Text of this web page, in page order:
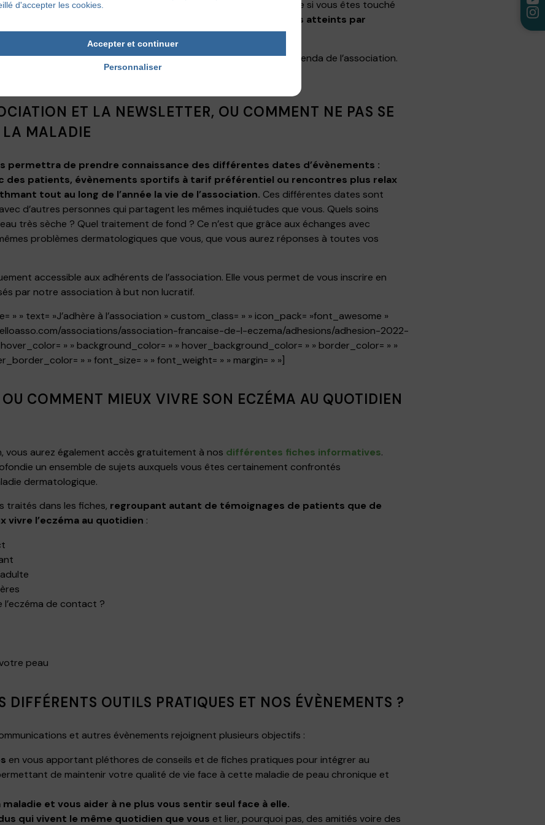
recettes de cuisine adaptées pour éviter toute allergie alimentaire si vous êtes touché
Ce magazine a également sa version destinée aux enfants atteints par
Junior.
pas seulement des conseils, il vous laisse également accès à l’agenda de l’association.
cette pathologie dermato.
ET LA NEWSLETTER, OU COMMENT NE PAS SE
LA MALADIE
permettra de prendre connaissance des différentes dates d’évènements :
des patients, évènements sportifs à tarif préférentiel ou rencontres plus relax
tout au long de l’année la vie de l’association. Ces différentes dates sont
d’autres personnes qui partagent les mêmes inquiétudes que vous. Quels soins
très sèche ? Quel traitement de fond ? Ce n’est que grâce aux échanges avec
problèmes dermatologiques que vous, que vous aurez réponses à toutes vos
accessible aux adhérents de l’association. Elle vous permet de vous inscrire en
par notre association à but non lucratif.
» » text= »J’adhère à l’association » custom_class= » » icon_pack= »font_awesome »
associations/association-francaise-de-l-eczema/adhesions/adhesion-2022-
hover_color= » » background_color= » » hover_background_color= » » border_color= » »
» » font_size= » » font_weight= » » margin= » »]
OU COMMENT MIEUX VIVRE SON ECZÉMA AU QUOTIDIEN
vous aurez également accès gratuitement à nos différentes fiches informatives.
un ensemble de sujets auxquels vous êtes certainement confrontés
dermatologique.
traités dans les fiches, regroupant autant de témoignages de patients que de
vivre l’eczéma au quotidien :
de contact ?
peau
DIFFÉRENTS OUTILS PRATIQUES ET NOS ÉVÈNEMENTS ?
et autres évènements rejoignent plusieurs objectifs :
en vous apportant pléthores de conseils et de fiches pratiques pour intégrer au
de maintenir votre qualité de vie face à cette maladie de peau chronique et
et vous aider à ne plus vous sentir seul face à elle.
qui vivent le même quotidien que vous et lier, pourquoi pas, des amitiés voire des
d'accepter les cookies.
Accepter et continuer
Personnaliser